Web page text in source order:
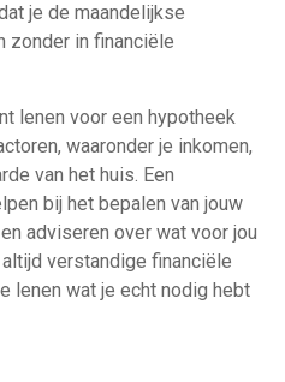
je de maandelijkse
zonder in financiële
lenen voor een hypotheek
waaronder je inkomen,
van het huis. Een
bij het bepalen van jouw
adviseren over wat voor jou
verstandige financiële
lenen wat je echt nodig hebt